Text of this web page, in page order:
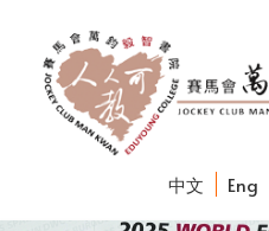
中文 Eng